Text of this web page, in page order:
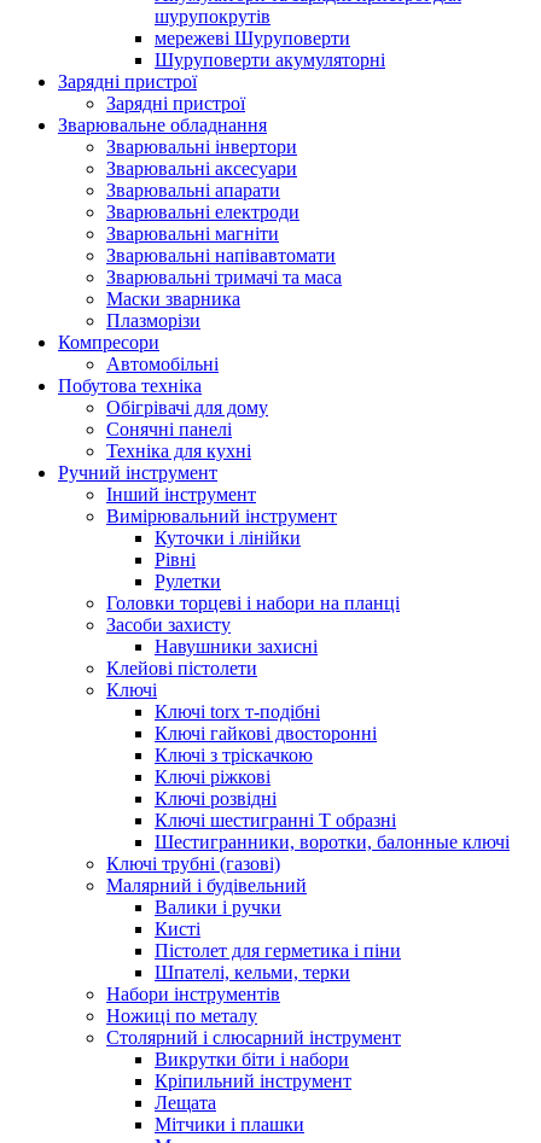
шурупокрутів
мережеві Шуруповерти
Шуруповерти акумуляторні
Зарядні пристрої
Зарядні пристрої
Зварювальне обладнання
Зварювальні інвертори
Зварювальні аксесуари
Зварювальні апарати
Зварювальні електроди
Зварювальні магніти
Зварювальні напівавтомати
Зварювальні тримачі та маса
Маски зварника
Плазморізи
Компресори
Автомобільні
Побутова техніка
Обігрівачі для дому
Сонячні панелі
Техніка для кухні
Ручний інструмент
Інший інструмент
Вимірювальний інструмент
Куточки і лінійки
Рівні
Рулетки
Головки торцеві і набори на планці
Засоби захисту
Навушники захисні
Клейові пістолети
Ключі
Ключі torx т-подібні
Ключі гайкові двосторонні
Ключі з тріскачкою
Ключі ріжкові
Ключі розвідні
Ключі шестигранні Т образні
Шестигранники, воротки, балонные ключі
Ключі трубні (газові)
Малярний і будівельний
Валики і ручки
Кисті
Пістолет для герметика і піни
Шпателі, кельми, терки
Набори інструментів
Ножиці по металу
Столярний і слюсарний інструмент
Викрутки біти і набори
Кріпильний інструмент
Лещата
Мітчики і плашки